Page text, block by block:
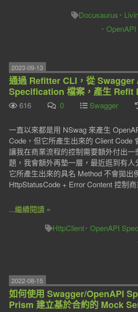
Docusaurus
2023-09-13
通過 Refitter CLI，從 Swagger
Specification 檔案，產生
616 0 Swagger
一直以來都是用 NSwag 來產生
Code，但它所產生出來的 Client Code
讓我在商業流程的控制需要額外付出
題，我會額外再墊一層，最近逛到有人
它所產生出來的具名 Method 不會拋出
HttpStatusCode + Error Content 控制商
...繼續閱讀 »
HttpClient OpenAPI
2022-08-15
如何使用 Swagger/OpenAPI
Prism 建立基於合約的 Mock